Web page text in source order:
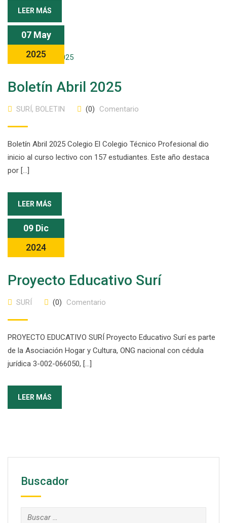
LEER MÁS
07 May
2025
Boletín Abril 2025
SURÍ, BOLETIN (0) Comentario
Boletín Abril 2025 Colegio El Colegio Técnico Profesional dio
inicio al curso lectivo con 157 estudiantes. Este año destaca
por […]
LEER MÁS
09 Dic
2024
Proyecto Educativo Surí
SURÍ (0) Comentario
PROYECTO EDUCATIVO SURÍ Proyecto Educativo Surí es parte
de la Asociación Hogar y Cultura, ONG nacional con cédula
jurídica 3-002-066050, […]
LEER MÁS
Buscador